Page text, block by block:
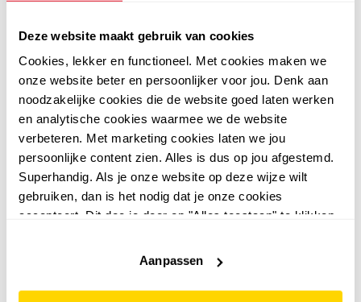
Deze website maakt gebruik van cookies
Cookies, lekker en functioneel. Met cookies maken we
onze website beter en persoonlijker voor jou. Denk aan
noodzakelijke cookies die de website goed laten werken
en analytische cookies waarmee we de website
verbeteren. Met marketing cookies laten we jou
persoonlijke content zien. Alles is dus op jou afgestemd.
Superhandig. Als je onze website op deze wijze wilt
gebruiken, dan is het nodig dat je onze cookies
accepteert. Dit doe je door op "Alles toestaan" te klikken.
website niet optimaal functioneert.
Aanpassen